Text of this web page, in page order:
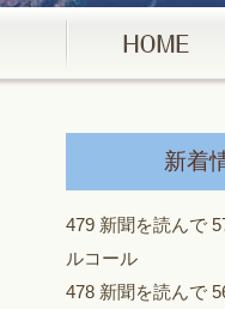
新着
479 新聞を読んで
ルコール
478 新聞を読んで